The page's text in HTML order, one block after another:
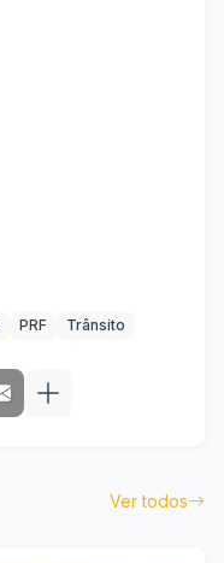
PRF Trânsito
Ver todos